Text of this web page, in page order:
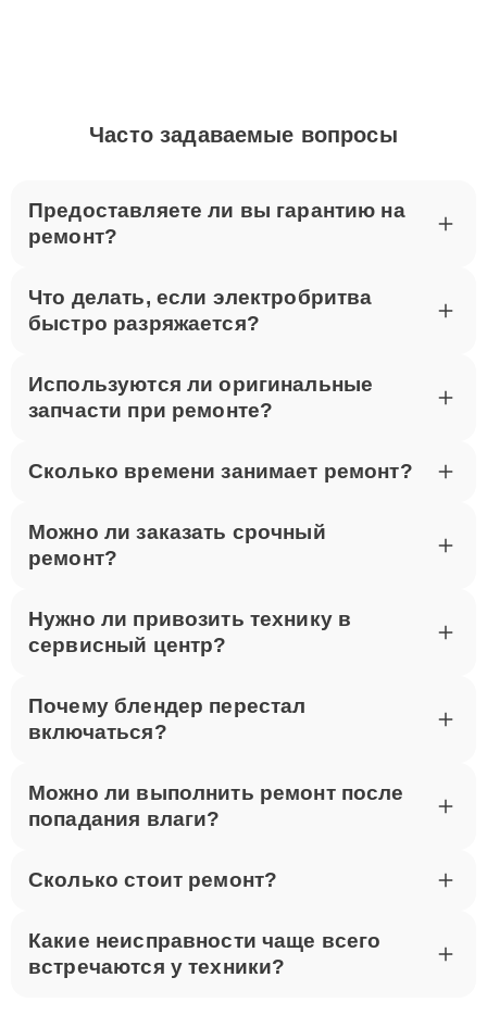
Часто задаваемые вопросы
Предоставляете ли вы гарантию на
ремонт?
Что делать, если электробритва
быстро разряжается?
Используются ли оригинальные
запчасти при ремонте?
Сколько времени занимает ремонт?
Можно ли заказать срочный
ремонт?
Нужно ли привозить технику в
сервисный центр?
Почему блендер перестал
включаться?
Можно ли выполнить ремонт после
попадания влаги?
Сколько стоит ремонт?
Какие неисправности чаще всего
встречаются у техники?